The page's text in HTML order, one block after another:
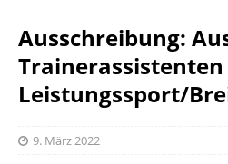
Ausschreibung:
Leistungssport/
9. März 2022